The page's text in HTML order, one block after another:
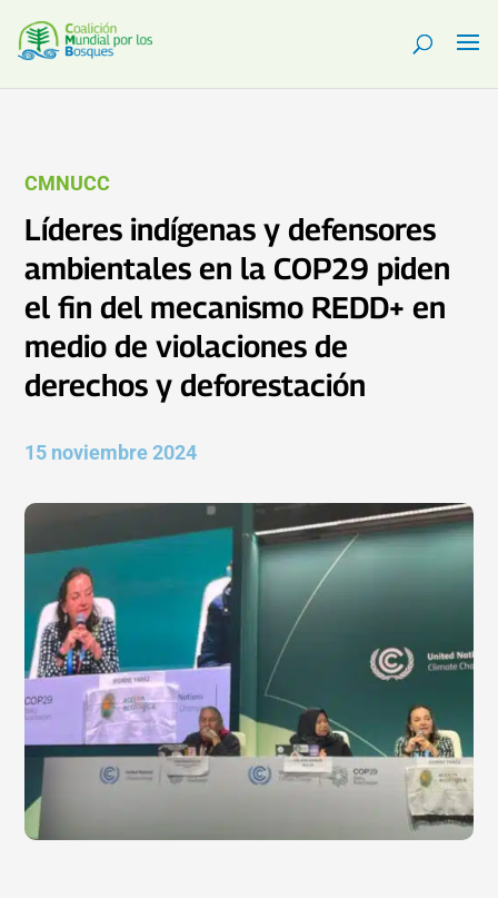
CMNUCC
Líderes indígenas y defensores
ambientales en la COP29 piden
el fin del mecanismo REDD+ en
medio de violaciones de
derechos y deforestación
15 noviembre 2024